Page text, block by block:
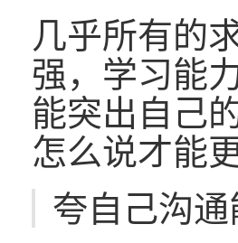
几乎所有的
强，学习能
能突出自己
怎么说才能
夸自己沟